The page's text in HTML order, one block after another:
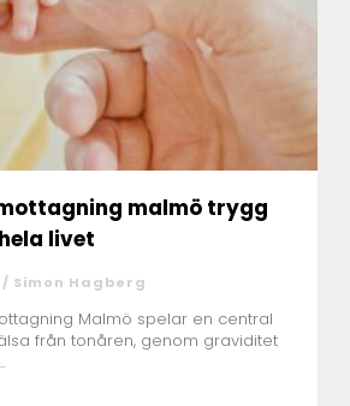
malmö trygg
livet
/ Simon Hagberg
Malmö spelar en central
från tonåren, genom graviditet